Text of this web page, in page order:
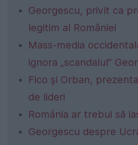
Georgescu, privit ca
legitim al României
Mass-media
ignora „scandalul”
Fico și Orban,
de lideri
România ar trebui să
Georgescu despre